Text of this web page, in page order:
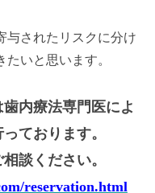
与されたリスクに分け
いと思います。
内療法専門医によ
ております。
談ください。
reservation.html